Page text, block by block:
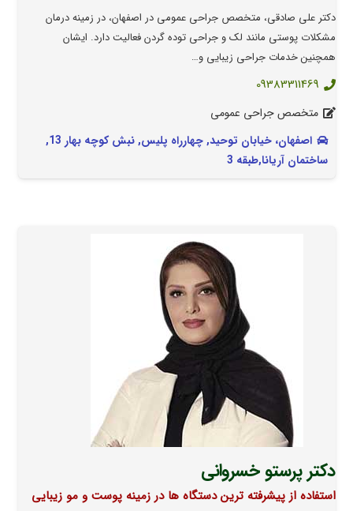
دکتر علی صادقی، متخصص جراحی عمومی در اصفهان، در زمینه درمان
مشکلات پوستی مانند لک و جراحی توده گردن فعالیت دارد. ایشان
همچنین خدمات جراحی زیبایی و…
09383311469
متخصص جراحی عمومی
اصفهان، خیابان توحید, چهارراه پلیس, نبش کوچه بهار 13,
ساختمان آریانا,طبقه 3
دکتر پرستو خسروانی
استفاده از پیشرفته ترین دستگاه ها در زمینه پوست و مو زیبایی